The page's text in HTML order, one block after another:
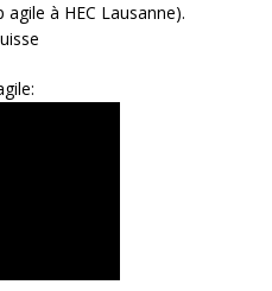
à HEC Lausanne).